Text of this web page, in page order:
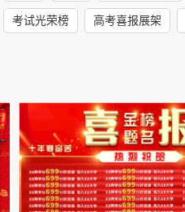
考试光荣榜 高考喜报展架